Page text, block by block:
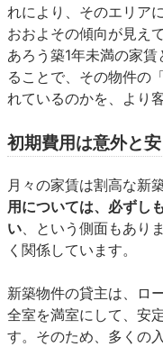
れにより、そのエリア
おおよその傾向が見え
あろう築1年未満の家
ることで、その物件の
れているのかを、より
初期費用は意外と
月々の家賃は割高な新
用については、必ずし
い 、という側面もあり
く関係しています。
新築物件の貸主は、ロ
全室を満室にして、安
す。そのため、多くの